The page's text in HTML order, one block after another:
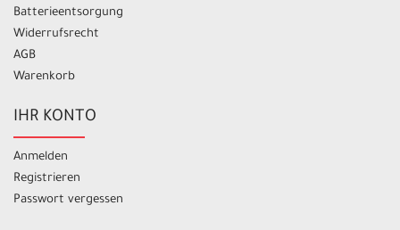
Batterieentsorgung
Widerrufsrecht
AGB
Warenkorb
IHR KONTO
Anmelden
Registrieren
Passwort vergessen